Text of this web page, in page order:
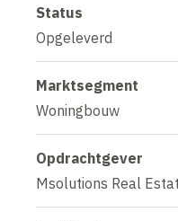
Status
Opgeleverd
Marktsegment
Woningbouw
Opdrachtgever
Msolutions Real